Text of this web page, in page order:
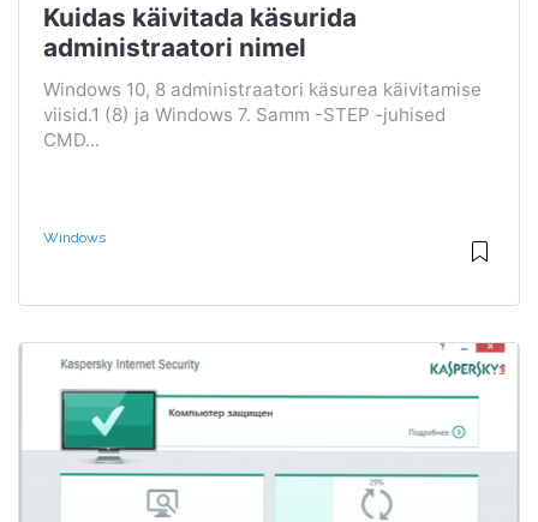
Kuidas käivitada käsurida
administraatori nimel
Windows 10, 8 administraatori käsurea käivitamise
viisid.1 (8) ja Windows 7. Samm -STEP -juhised
CMD...
Windows